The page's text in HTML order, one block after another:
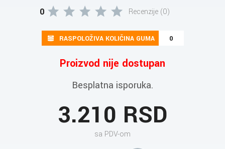
0 Recenzije (0)
RASPOLOŽIVA KOLIČINA GUMA 0
Proizvod nije dostupan
Besplatna isporuka.
3.210 RSD
sa PDV-om